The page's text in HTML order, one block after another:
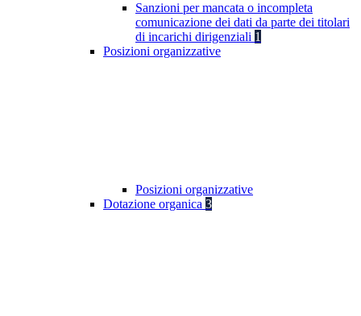
Sanzioni per mancata o incompleta
comunicazione dei dati da parte dei titolari
di incarichi dirigenziali 1
Posizioni organizzative
Posizioni organizzative
Dotazione organica 3